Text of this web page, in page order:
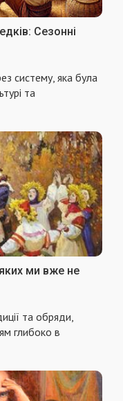
Сезонні
систему, яка була
та
яких ми вже не
та обряди,
глибоко в